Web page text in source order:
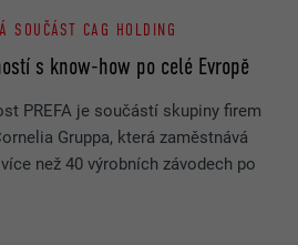
s know-how po celé Evropě
SOUČÁST CAG HOLDING
PREFA je součástí skupiny firem
Gruppa, která zaměstnává
než 40 výrobních závodech po